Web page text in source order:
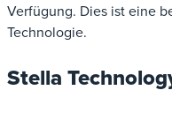
Verfügung. Dies ist eine
Technologie.
Stella